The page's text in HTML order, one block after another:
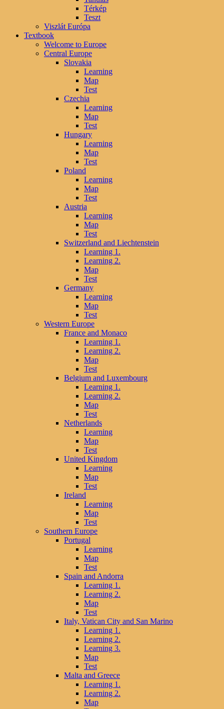
Térkép
Teszt
Viszlát Európa
Textbook
Welcome to Europe
Central Europe
Slovakia
Learning
Map
Test
Czechia
Learning
Map
Test
Hungary
Learning
Map
Test
Poland
Learning
Map
Test
Austria
Learning
Map
Test
Switzerland and Liechtenstein
Learning 1.
Learning 2.
Map
Test
Germany
Learning
Map
Test
Western Europe
France and Monaco
Learning 1.
Learning 2.
Map
Test
Belgium and Luxembourg
Learning 1.
Learning 2.
Map
Test
Netherlands
Learning
Map
Test
United Kingdom
Learning
Map
Test
Ireland
Learning
Map
Test
Southern Europe
Portugal
Learning
Map
Test
Spain and Andorra
Learning 1.
Learning 2.
Map
Test
Italy, Vatican City and San Marino
Learning 1.
Learning 2.
Learning 3.
Map
Test
Malta and Greece
Learning 1.
Learning 2.
Map